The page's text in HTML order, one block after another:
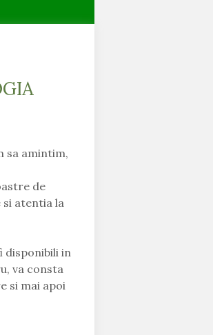
sa amintim,
de
atentia la
disponibili in
va consta
si mai apoi